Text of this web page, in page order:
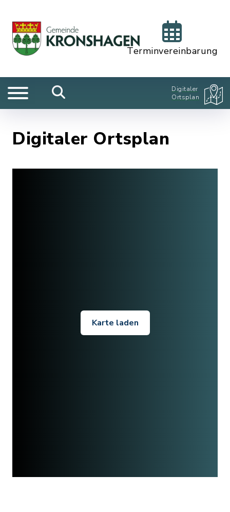
Terminvereinbarung
Digitaler
Ortsplan
Digitaler Ortsplan
Karte laden